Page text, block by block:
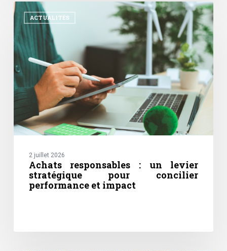
ACTUALITÉS
Achats
responsables
levier
stratégique
pour
concilier
performance
et
impact
2 juillet 2026
Achats responsables : un levier
stratégique pour concilier
performance et impact